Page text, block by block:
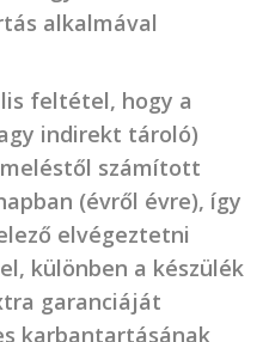
alkalmával
feltétel, hogy a
indirekt tároló)
számított
(évről évre), így
elvégeztetni
különben a készülék
garanciáját
karbantartásának